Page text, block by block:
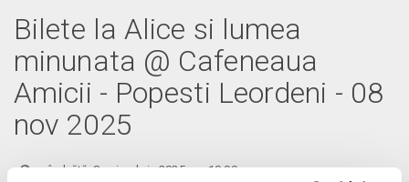
Bilete la Alice si lumea
minunata @ Cafeneaua
Amicii - Popesti Leordeni - 08
nov 2025
sâmbătă, 8 noiembrie 2025 ora 10:00